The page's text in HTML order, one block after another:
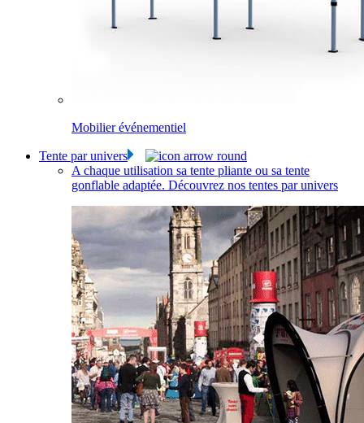
Mobilier événementiel
Tente par univers
A chaque utilisation sa tente pliante ou sa tente
gonflable adaptée. Découvrez nos tentes par univers